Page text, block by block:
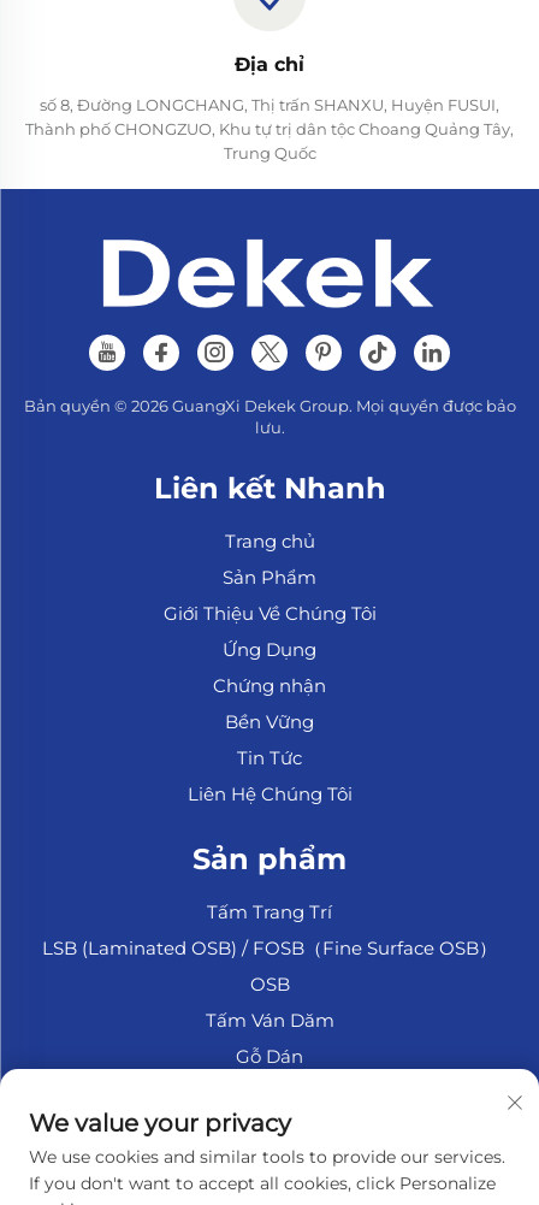
Địa chỉ
số 8, Đường LONGCHANG, Thị trấn SHANXU, Huyện FUSUI,
Thành phố CHONGZUO, Khu tự trị dân tộc Choang Quảng Tây,
Trung Quốc
Bản quyền © 2026 GuangXi Dekek Group. Mọi quyền được bảo
lưu.
Liên kết Nhanh
Trang chủ
Sản Phẩm
Giới Thiệu Về Chúng Tôi
Ứng Dụng
Chứng nhận
Bền Vững
Tin Tức
Liên Hệ Chúng Tôi
Sản phẩm
Tấm Trang Trí
LSB (Laminated OSB) / FOSB（Fine Surface OSB）
OSB
Tấm Ván Dăm
Gỗ Dán
Fiberboard
Phụ Kiện
We value your privacy
We use cookies and similar tools to provide our services.
If you don't want to accept all cookies, click Personalize